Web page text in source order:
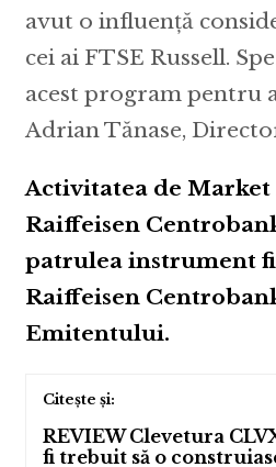
avut o influență
cei ai FTSE Russell.
acest program pentru
Adrian Tănase,
Activitatea de
Raiffeisen
patrulea instrument
Raiffeisen
Emitentului.
REVIEW Clevetura
fi trebuit să o